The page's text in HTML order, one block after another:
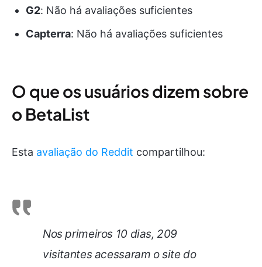
G2: Não há avaliações suficientes
Capterra: Não há avaliações suficientes
O que os usuários dizem sobre
o BetaList
Esta avaliação do Reddit compartilhou:
Nos primeiros 10 dias, 209
visitantes acessaram o site do